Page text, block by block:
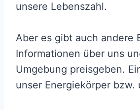
unsere Lebenszahl.
Aber es gibt auch andere
Informationen über uns
Umgebung preisgeben.
unser Energiekörper bzw.